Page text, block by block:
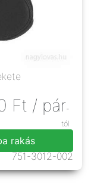
Ft / pár-
tól
rakás
751-3012-002